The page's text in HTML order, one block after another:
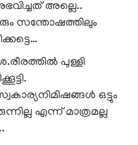
അല്ലെ..
സന്തോഷത്തിലും
പുള്ളി
ഒട്ടും
എന്ന് മാത്രമല്ല